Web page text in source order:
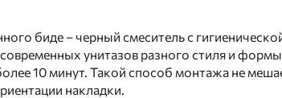
биде – черный смеситель с
унитазов разного стиля и
10 минут. Такой способ монтажа не
накладки.